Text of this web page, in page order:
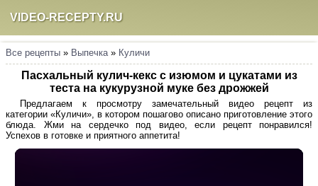
VIDEO-RECEPTY.RU
Все рецепты » Выпечка» Куличи
Пасхальный кулич-кекс с изюмом и цукатами из
теста на кукурузной муке без дрожжей
Предлагаем к просмотру замечательный видео рецепт из
категории «Куличи», в котором пошагово описано приготовление этого
блюда. Жми на сердечко под видео, если рецепт понравился!
Успехов в готовке и приятного аппетита!